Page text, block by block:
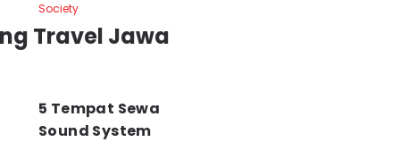
Society
Travel Jawa
5 Tempat Sewa
Sound System